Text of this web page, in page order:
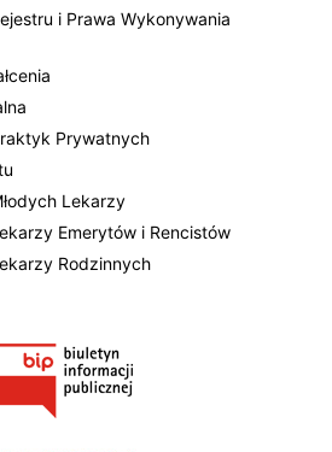
i Prawa Wykonywania
Prywatnych
Lekarzy
Emerytów i Rencistów
Rodzinnych